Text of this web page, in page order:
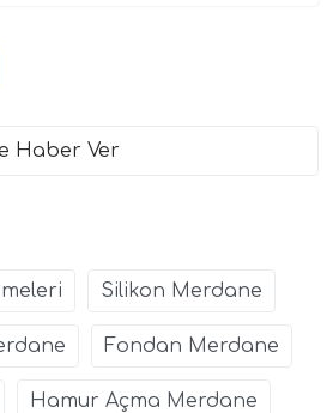
Haber Ver
Silikon Merdane
Fondan Merdane
Hamur Açma Merdane